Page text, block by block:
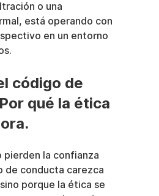
o una
está operando con
en un entorno
código de
qué la ética
pierden la confianza
de conducta carezca
porque la ética se